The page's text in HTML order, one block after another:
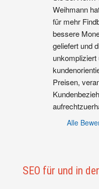
Weihmann
für mehr
bessere
geliefert und
Preisen,
Alle
SEO für und in